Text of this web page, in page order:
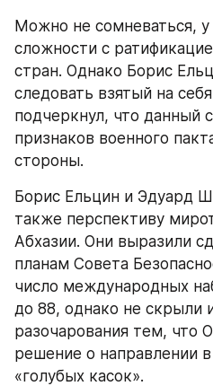
Можно не сомневаться, у
сложности с
стран. Однако Борис
следовать взятый на
подчеркнул, что данный
признаков военного
стороны.
Борис Ельцин и Эдуард
также перспективу
Абхазии. Они выразили
планам Совета
число международных
до 88, однако не скрыли
разочарования тем, что
решение о направлении
«голубых касок».